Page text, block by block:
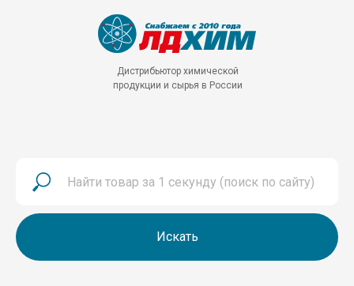
Дистрибьютор химической
продукции и сырья в России
Искать